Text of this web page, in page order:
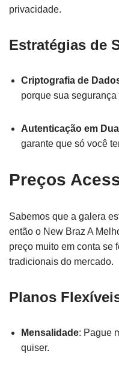
privacidade.
Estratégias de
Criptografia de
porque sua segurança
Autenticação em
garante que só você
Preços
Sabemos que a galera
então o New Braz A
preço muito em conta se
tradicionais do mercado.
Planos
Mensalidade: Pague
quiser.